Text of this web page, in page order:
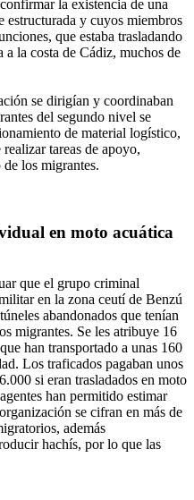
la existencia de una
estructurada y cuyos miembros
que estaba trasladando
a la costa de Cádiz, muchos de
se dirigían y coordinaban
del segundo nivel se
de material logístico,
tareas de apoyo,
los migrantes.
en moto acuática
que el grupo criminal
en la zona ceutí de Benzú
abandonados que tenían
migrantes. Se les atribuye 16
han transportado a unas 160
Los traficados pagaban unos
si eran trasladados en moto
han permitido estimar
se cifran en más de
además
hachís, por lo que las